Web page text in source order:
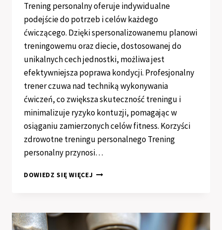
Trening personalny oferuje indywidualne
podejście do potrzeb i celów każdego
ćwiczącego. Dzięki spersonalizowanemu planowi
treningowemu oraz diecie, dostosowanej do
unikalnych cech jednostki, możliwa jest
efektywniejsza poprawa kondycji. Profesjonalny
trener czuwa nad techniką wykonywania
ćwiczeń, co zwiększa skuteczność treningu i
minimalizuje ryzyko kontuzji, pomagając w
osiąganiu zamierzonych celów fitness. Korzyści
zdrowotne treningu personalnego Trening
personalny przynosi…
DOWIEDZ SIĘ WIĘCEJ KORZYŚCI
–
JAK